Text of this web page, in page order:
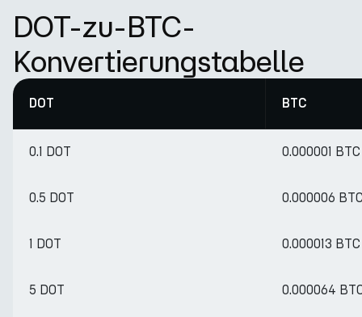
DOT-zu-BTC-
Konvertierungstabelle
DOT BTC
0.1 DOT 0.000001 BTC
0.5 DOT 0.000006
1 DOT 0.000013 BTC
5 DOT 0.000064